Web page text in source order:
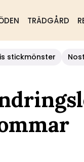
TRÄDGÅRD
stickmönster